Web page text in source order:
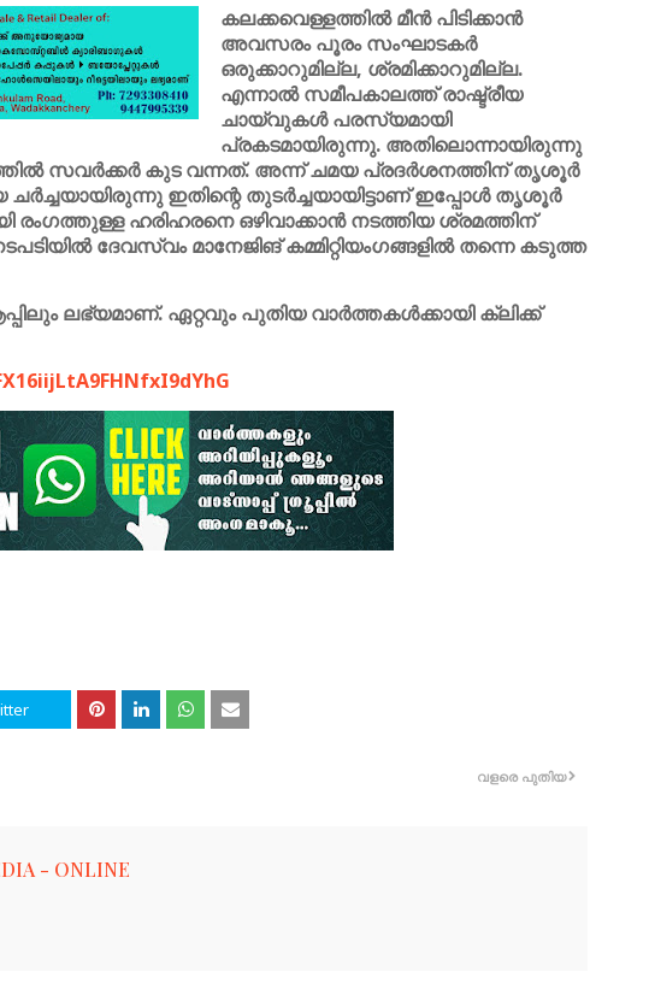
കലക്കവെള്ളത്തിൽ മീൻ പിടിക്കാൻ
അവസരം പൂരം സംഘാടകർ
ഒരുക്കാറുമില്ല, ശ്രമിക്കാറുമില്ല.
എന്നാൽ സമീപകാലത്ത് രാഷ്ട്രീയ
ചായ്‌വുകൾ പരസ്യമായി
പ്രകടമായിരുന്നു. അതിലൊന്നായിരുന്നു
സവർക്കർ കുട വന്നത്. അന്ന് ചമയ പ്രദർശനത്തിന് തൃശൂർ
ചർച്ചയായിരുന്നു ഇതിന്റെ തുടർച്ചയായിട്ടാണ് ഇപ്പോൾ തൃശൂർ
രംഗത്തുള്ള ഹരിഹരനെ ഒഴിവാക്കാൻ നടത്തിയ ശ്രമത്തിന്
ദേവസ്വം മാനേജിങ് കമ്മിറ്റിയംഗങ്ങളിൽ തന്നെ കടുത്ത
ലഭ്യമാണ്. ഏറ്റവും പുതിയ വാർത്തകൾക്കായി ക്ലിക്ക്
വളരെ പുതിയ
- ONLINE